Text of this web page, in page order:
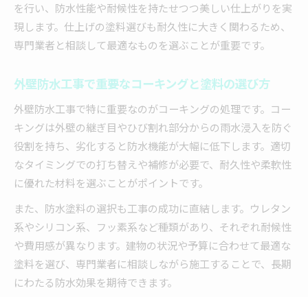
を行い、防水性能や耐候性を持たせつつ美しい仕上がりを実
現します。仕上げの塗料選びも耐久性に大きく関わるため、
専門業者と相談して最適なものを選ぶことが重要です。
外壁防水工事で重要なコーキングと塗料の選び方
外壁防水工事で特に重要なのがコーキングの処理です。コー
キングは外壁の継ぎ目やひび割れ部分からの雨水浸入を防ぐ
役割を持ち、劣化すると防水機能が大幅に低下します。適切
なタイミングでの打ち替えや補修が必要で、耐久性や柔軟性
に優れた材料を選ぶことがポイントです。
また、防水塗料の選択も工事の成功に直結します。ウレタン
系やシリコン系、フッ素系など種類があり、それぞれ耐候性
や費用感が異なります。建物の状況や予算に合わせて最適な
塗料を選び、専門業者に相談しながら施工することで、長期
にわたる防水効果を期待できます。